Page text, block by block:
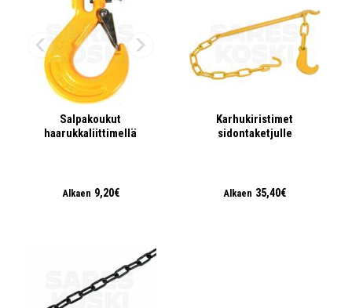
Salpakoukut
haarukkaliittimellä
Alkaen 9,20€
Karhukiristimet
sidontaketjulle
Alkaen 35,40€